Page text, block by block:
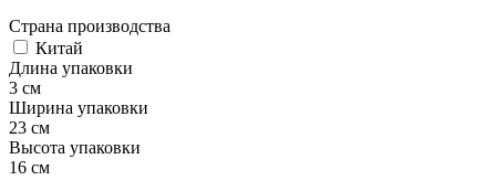
Страна производства
Китай
Длина упаковки
3 см
Ширина упаковки
23 см
Высота упаковки
16 см